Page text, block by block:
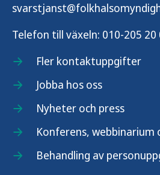
Telefon till växeln: 010-205 20
Fler kontaktuppgifter
Jobba hos oss
Nyheter och press
Konferens, webbinarium
Behandling av